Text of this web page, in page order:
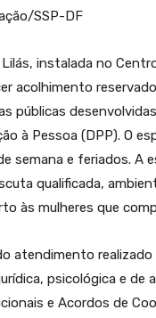
SSP-DF
Lilás, instalada no
acolhimento
públicas
à Pessoa (DPP). O
semana e feriados. A
qualificada,
às mulheres que
atendimento
psicológica e de
e Acordos de